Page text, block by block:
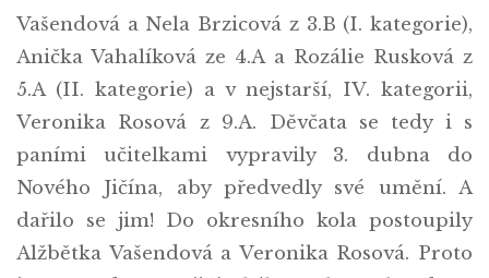
Vašendová a Nela Brzicová z 3.B (I. kategorie),
Anička Vahalíková ze 4.A a Rozálie Rusková z
5.A (II. kategorie) a v nejstarší, IV. kategorii,
Veronika Rosová z 9.A. Děvčata se tedy i s
paními učitelkami vypravily 3. dubna do
Nového Jičína, aby předvedly své umění. A
dařilo se jim! Do okresního kola postoupily
Alžbětka Vašendová a Veronika Rosová. Proto